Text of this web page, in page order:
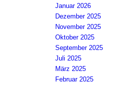
Januar 2026
Dezember 2025
November 2025
Oktober 2025
September 2025
Juli 2025
März 2025
Februar 2025